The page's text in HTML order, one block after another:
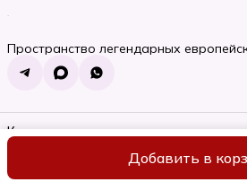
Добавить в
Пространство легендарных
Контакты
Режим работы
ИП Семяновская Ольга Сергеевна